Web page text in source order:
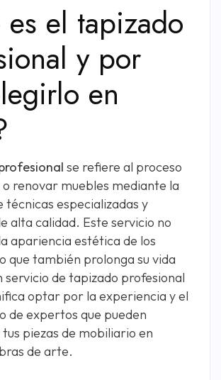
el tapizado
y por
en
se refiere al proceso
renovar muebles mediante la
técnicas especializadas y
alta calidad. Este servicio no
apariencia estética de los
que también prolonga su vida
servicio de tapizado profesional
optar por la experiencia y el
de expertos que pueden
piezas de mobiliario en
de arte.